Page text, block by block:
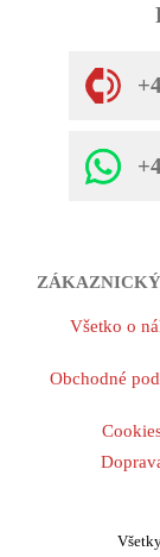
ZÁKAZNICKÝ
Všetko o
Obchodné